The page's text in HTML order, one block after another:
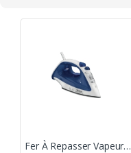
Fer À Repasser Vapeur Tefal 1200W- Bleu